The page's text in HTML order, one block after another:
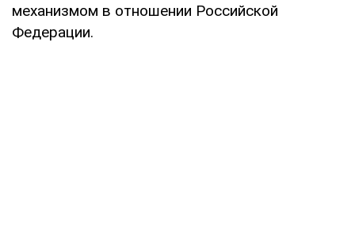
механизмом в отношении Российской
Федерации.